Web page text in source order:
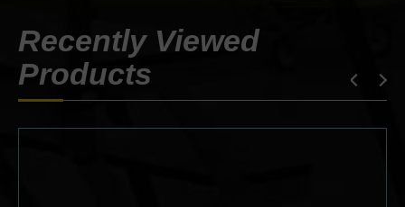
Recently Viewed
Products